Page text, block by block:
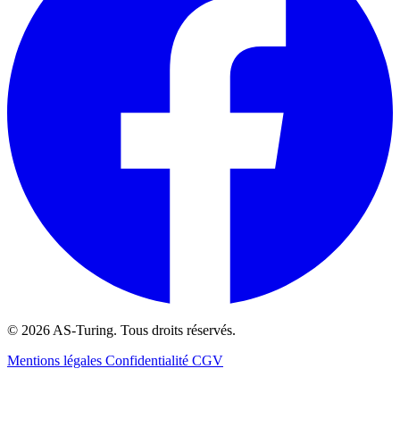
© 2026 AS-Turing. Tous droits réservés.
Mentions légales Confidentialité CGV